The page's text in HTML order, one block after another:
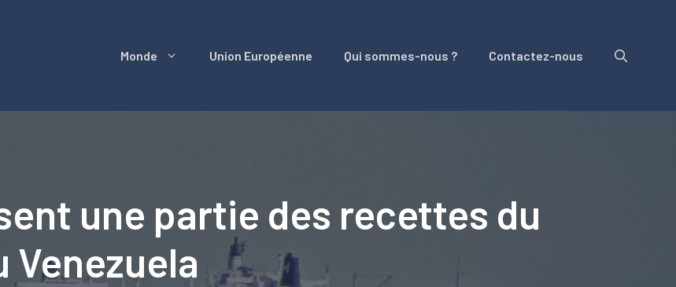
Monde Union Européenne Qui sommes-nous ? Contactez-nous
une partie des recettes du
Venezuela